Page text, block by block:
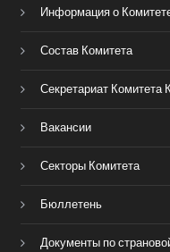
Информация о
Состав Комитета
Секретариат
Вакансии
Секторы Комитета
Бюллетень
Документы по